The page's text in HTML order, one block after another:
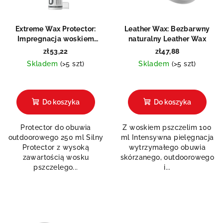
Extreme Wax Protector:
Impregnacja woskiem
pszczelim
zł53,22
Skladem (>5 szt)
Do koszyka
Protector do obuwia
outdoorowego 250 ml Silny
Protector z wysoką
zawartością wosku
pszczelego...
Leather Wax: Bezbarwny
naturalny Leather Wax
zł47,88
Skladem (>5 szt)
ocena
produktu
na
5
gwiazdek.
Do koszyka
Z woskiem pszczelim 100
ml Intensywna pielęgnacja
wytrzymałego obuwia
skórzanego, outdoorowego
i...